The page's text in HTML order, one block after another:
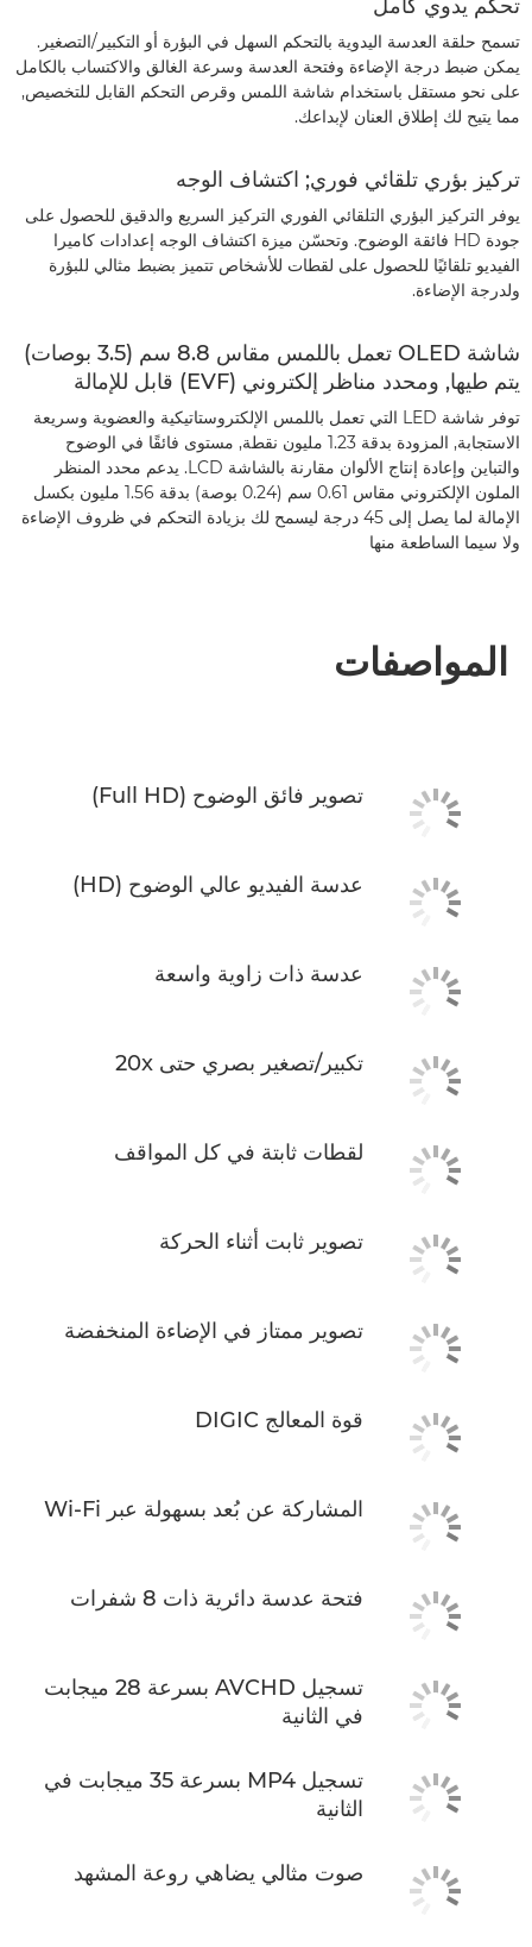
تحكم يدوي كامل
تسمح حلقة العدسة اليدوية بالتحكم السهل في البؤرة أو التكبير/التصغير.
يمكن ضبط درجة الإضاءة وفتحة العدسة وسرعة الغالق والاكتساب بالكامل
على نحو مستقل باستخدام شاشة اللمس وقرص التحكم القابل للتخصيص,
مما يتيح لك إطلاق العنان لإبداعك.
تركيز بؤري تلقائي فوري; اكتشاف الوجه
يوفر التركيز البؤري التلقائي الفوري التركيز السريع والدقيق للحصول على
جودة HD فائقة الوضوح. وتحسّن ميزة اكتشاف الوجه إعدادات كاميرا
الفيديو تلقائيًا للحصول على لقطات للأشخاص تتميز بضبط مثالي للبؤرة
ولدرجة الإضاءة.
شاشة OLED تعمل باللمس مقاس 8.8 سم (3.5 بوصات)
يتم طيها, ومحدد مناظر إلكتروني (EVF) قابل للإمالة
توفر شاشة LED التي تعمل باللمس الإلكتروستاتيكية والعضوية وسريعة
الاستجابة, المزودة بدقة 1.23 مليون نقطة, مستوى فائقًا في الوضوح
والتباين وإعادة إنتاج الألوان مقارنة بالشاشة LCD. يدعم محدد المنظر
الملون الإلكتروني مقاس 0.61 سم (0.24 بوصة) بدقة 1.56 مليون بكسل
الإمالة لما يصل إلى 45 درجة ليسمح لك بزيادة التحكم في ظروف الإضاءة
ولا سيما الساطعة منها
المواصفات
تصوير فائق الوضوح (Full HD)
عدسة الفيديو عالي الوضوح (HD)
عدسة ذات زاوية واسعة
تكبير/تصغير بصري حتى 20x
لقطات ثابتة في كل المواقف
تصوير ثابت أثناء الحركة
تصوير ممتاز في الإضاءة المنخفضة
قوة المعالج DIGIC
المشاركة عن بُعد بسهولة عبر Wi-Fi
فتحة عدسة دائرية ذات 8 شفرات
تسجيل AVCHD بسرعة 28 ميجابت
في الثانية
تسجيل MP4 بسرعة 35 ميجابت في
الثانية
صوت مثالي يضاهي روعة المشهد